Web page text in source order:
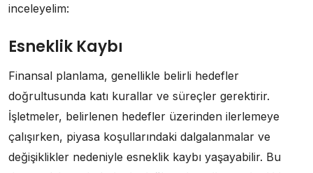
inceleyelim:
Esneklik Kaybı
Finansal planlama, genellikle belirli hedefler
doğrultusunda katı kurallar ve süreçler gerektirir.
İşletmeler, belirlenen hedefler üzerinden ilerlemeye
çalışırken, piyasa koşullarındaki dalgalanmalar ve
değişiklikler nedeniyle esneklik kaybı yaşayabilir. Bu